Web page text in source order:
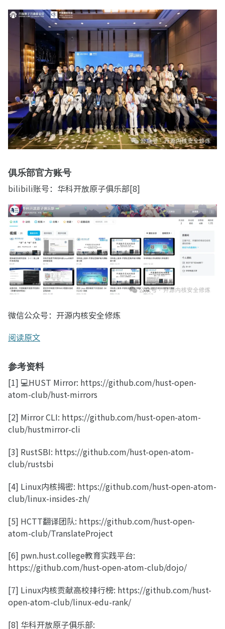
俱乐部官方账号
bilibili账号：华科开放原子俱乐部[8]
微信公众号：开源内核安全修炼
阅读原文
参考资料
[1] 💻HUST Mirror: https://github.com/hust-open-
atom-club/hust-mirrors
[2] Mirror CLI: https://github.com/hust-open-atom-
club/hustmirror-cli
[3] RustSBI: https://github.com/hust-open-atom-
club/rustsbi
[4] Linux内核揭密: https://github.com/hust-open-atom-
club/linux-insides-zh/
[5] HCTT翻译团队: https://github.com/hust-open-
atom-club/TranslateProject
[6] pwn.hust.college教育实践平台:
https://github.com/hust-open-atom-club/dojo/
[7] Linux内核贡献高校排行榜: https://github.com/hust-
open-atom-club/linux-edu-rank/
[8] 华科开放原子俱乐部: